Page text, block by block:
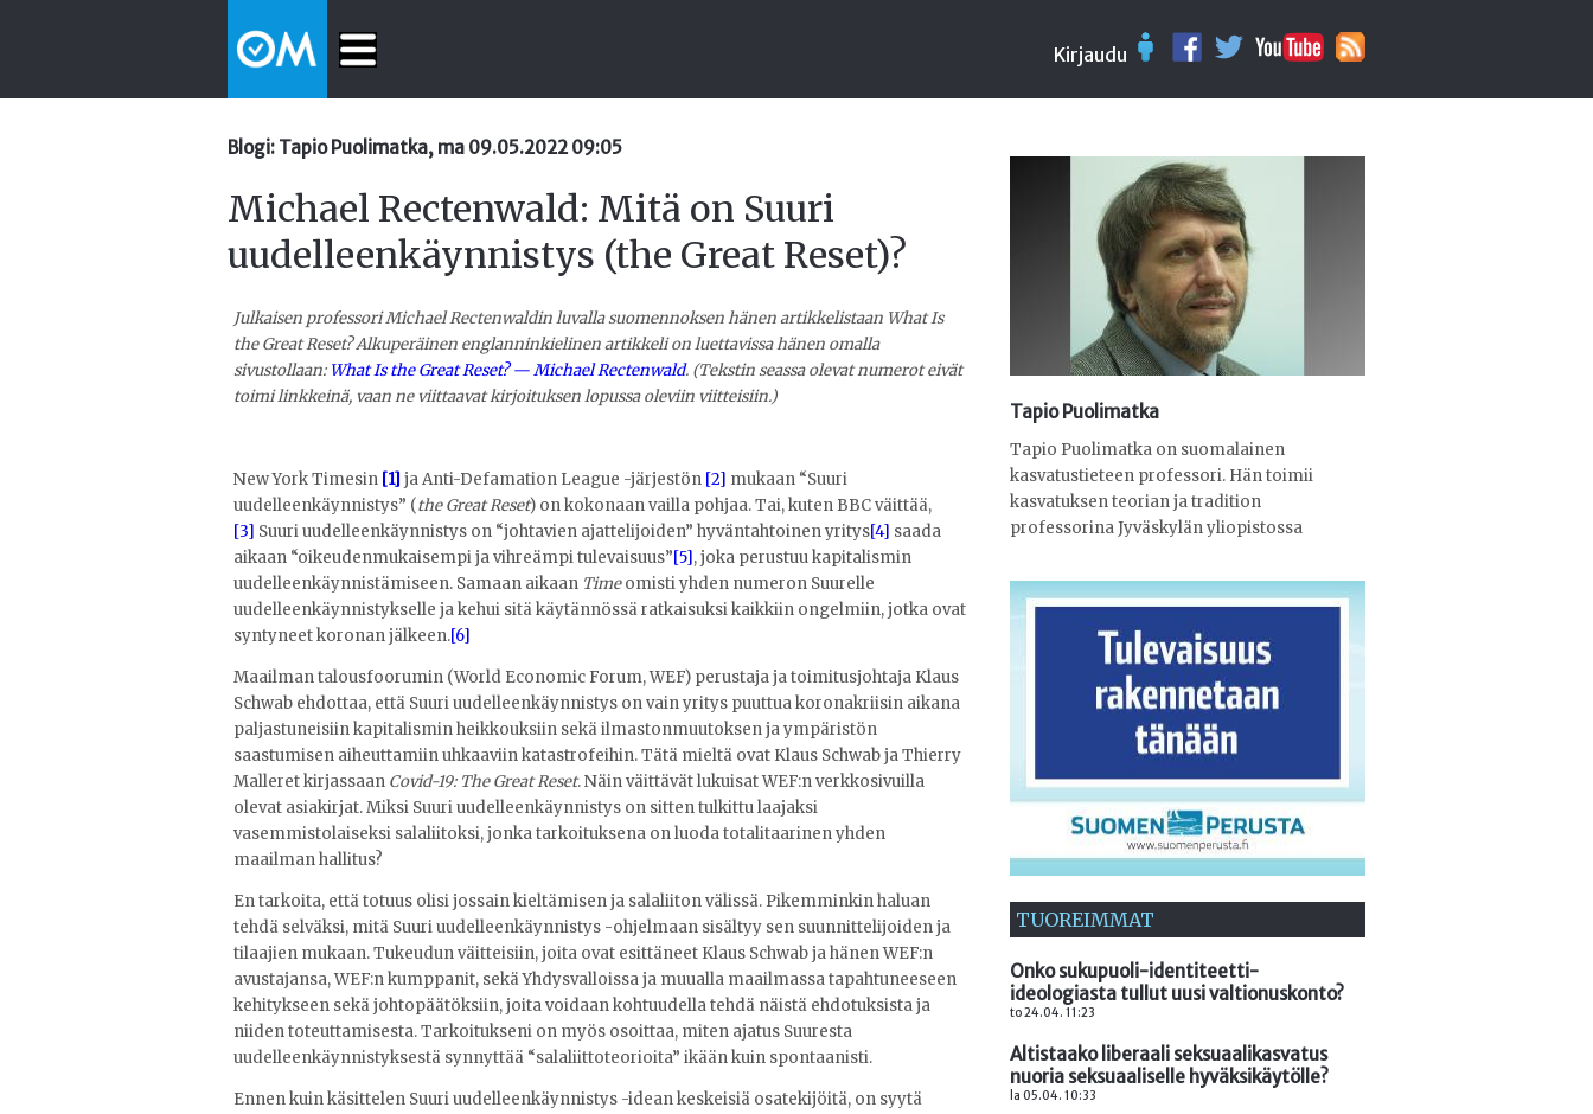
Kirjaudu
Blogi: Tapio Puolimatka, ma 09.05.2022 09:05
Michael Rectenwald: Mitä on Suuri
uudelleenkäynnistys (the Great Reset)?
Julkaisen professori Michael Rectenwaldin luvalla suomennoksen hänen artikkelistaan What Is
the Great Reset? Alkuperäinen englanninkielinen artikkeli on luettavissa hänen omalla
sivustollaan: What Is the Great Reset? — Michael Rectenwald. (Tekstin seassa olevat numerot eivät
toimi linkkeinä, vaan ne viittaavat kirjoituksen lopussa oleviin viitteisiin.)
New York Timesin [1] ja Anti-Defamation League -järjestön [2] mukaan “Suuri
uudelleenkäynnistys” (the Great Reset) on kokonaan vailla pohjaa. Tai, kuten BBC väittää,
[3] Suuri uudelleenkäynnistys on “johtavien ajattelijoiden” hyväntahtoinen yritys[4] saada
aikaan “oikeudenmukaisempi ja vihreämpi tulevaisuus”[5], joka perustuu kapitalismin
uudelleenkäynnistämiseen. Samaan aikaan Timeomisti yhden numeron Suurelle
uudelleenkäynnistykselle ja kehui sitä käytännössä ratkaisuksi kaikkiin ongelmiin, jotka ovat
syntyneet koronan jälkeen.[6]
Maailman talousfoorumin (World Economic Forum, WEF) perustaja ja toimitusjohtaja Klaus
Schwab ehdottaa, että Suuri uudelleenkäynnistys on vain yritys puuttua koronakriisin aikana
paljastuneisiin kapitalismin heikkouksiin sekä ilmastonmuutoksen ja ympäristön
saastumisen aiheuttamiin uhkaaviin katastrofeihin. Tätä mieltä ovat Klaus Schwab ja Thierry
Malleret kirjassaan Covid-19: The Great Reset. Näin väittävät lukuisat WEF:n verkkosivuilla
olevat asiakirjat. Miksi Suuri uudelleenkäynnistys on sitten tulkittu laajaksi
vasemmistolaiseksi salaliitoksi, jonka tarkoituksena on luoda totalitaarinen yhden
maailman hallitus?
En tarkoita, että totuus olisi jossain kieltämisen ja salaliiton välissä. Pikemminkin haluan
tehdä selväksi, mitä Suuri uudelleenkäynnistys -ohjelmaan sisältyy sen suunnittelijoiden ja
tilaajien mukaan. Tukeudun väitteisiin, joita ovat esittäneet Klaus Schwab ja hänen WEF:n
avustajansa, WEF:n kumppanit, sekä Yhdysvalloissa ja muualla maailmassa tapahtuneeseen
kehitykseen sekä johtopäätöksiin, joita voidaan kohtuudella tehdä näistä ehdotuksista ja
niiden toteuttamisesta. Tarkoitukseni on myös osoittaa, miten ajatus Suuresta
uudelleenkäynnistyksestä synnyttää “salaliittoteorioita” ikään kuin spontaanisti.
Ennen kuin käsittelen Suuri uudelleenkäynnistys -idean keskeisiä osatekijöitä, on syytä
Tapio Puolimatka
Tapio Puolimatka on suomalainen
kasvatustieteen professori. Hän toimii
kasvatuksen teorian ja tradition
professorina Jyväskylän yliopistossa
TUOREIMMAT
Onko sukupuoli-identiteetti-
ideologiasta tullut uusi valtionuskonto?
to 24.04. 11:23
Altistaako liberaali seksuaalikasvatus
nuoria seksuaaliselle hyväksikäytölle?
la 05.04. 10:33